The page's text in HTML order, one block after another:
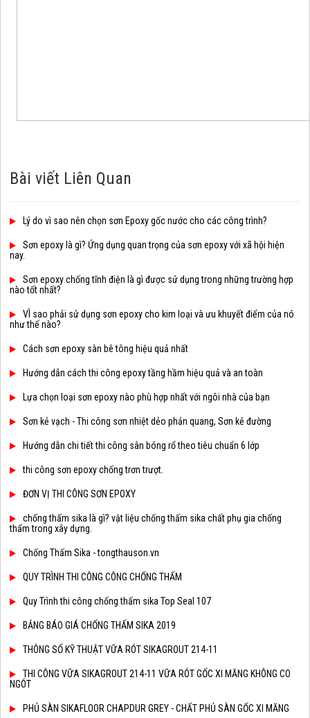
Bài viết Liên Quan
Lý do vì sao nên chọn sơn Epoxy gốc nước cho các công trình?
Sơn epoxy là gì? Ứng dụng quan trọng của sơn epoxy với xã hội hiện
nay.
Sơn epoxy chống tĩnh điện là gì được sử dụng trong những trường hợp
nào tốt nhất?
VÌ sao phải sử dụng sơn epoxy cho kim loại và ưu khuyết điểm của nó
như thế nào?
Cách sơn epoxy sàn bê tông hiệu quả nhất
Hướng dẫn cách thi công epoxy tầng hầm hiệu quả và an toàn
Lựa chọn loại sơn epoxy nào phù hợp nhất với ngôi nhà của bạn
Sơn kẻ vạch - Thi công sơn nhiệt dẻo phản quang, Sơn kẻ đường
Hướng dẫn chi tiết thi công sân bóng rổ theo tiêu chuẩn 6 lớp
thi công sơn epoxy chống trơn trượt.
ĐƠN VỊ THI CÔNG SƠN EPOXY
chống thấm sika là gì? vật liệu chống thấm sika chất phụ gia chống
thấm trong xây dựng.
Chống Thấm Sika - tongthauson.vn
QUY TRÌNH THI CÔNG CÔNG CHỐNG THẤM
Quy Trình thi công chống thấm sika Top Seal 107
BẢNG BÁO GIÁ CHỐNG THẤM SIKA 2019
THÔNG SỐ KỸ THUẬT VỮA RÓT SIKAGROUT 214-11
THI CÔNG VỮA SIKAGROUT 214-11 VỮA RÓT GỐC XI MĂNG KHÔNG CO
NGÓT
PHỦ SÀN SIKAFLOOR CHAPDUR GREY - CHẤT PHỦ SÀN GỐC XI MĂNG